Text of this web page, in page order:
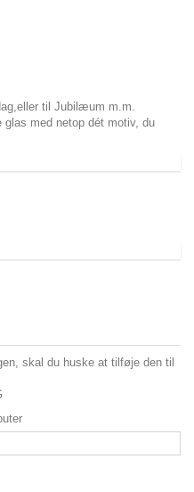
til Jubilæum m.m.
med netop dét motiv, du
skal du huske at tilføje den til